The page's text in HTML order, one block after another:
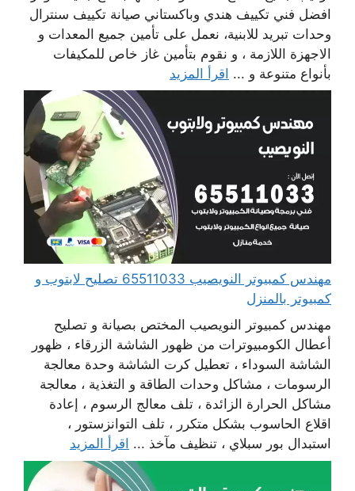
افضل فني تكييف هندي وباكستاني صيانة تكييف سنترال
وحدات تبريد للابنية، نعمل على تأمين جميع المعدات و
الاجهزة اللازمة ، و نقوم بتأمين غاز خاص للمكيفات
بأنواع متنوعة و ... اقرأ المزيد
مهندس كمبيوتر النويصيب 65511033 تصليح لابتوب و
كمبيوتر بالمنزل
مهندس كمبيوتر النويصيب المختص بصيانة و تصليح
أعطال الكومبيوترات من ظهور الشاشة الزرقاء ، ظهور
الشاشة السوداء ، تعطيل كرت الشاشة وحدة معالجة
الرسومات ، مشاكل وحدات الطاقة و التغذية ، معالجة
مشاكل الحرارة الزائدة ، تلف معالج الرسوم ، إعادة
اقلاع الحاسوب بشكل متكرر ، تلف التوانزستور ،
استبدال بور سبلاي ، تنظيف مآخذ ... اقرأ المزيد